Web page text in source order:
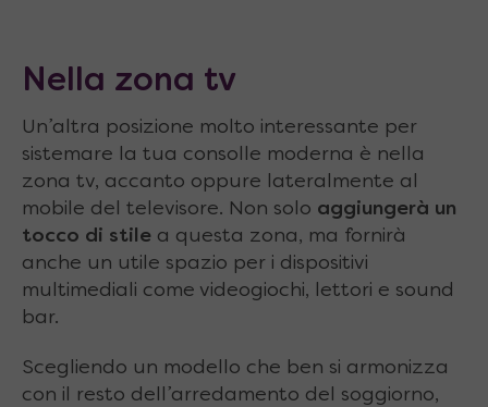
Nella zona tv
Un’altra posizione molto interessante per
sistemare la tua consolle moderna è nella
zona tv, accanto oppure lateralmente al
mobile del televisore. Non solo aggiungerà un
tocco di stile a questa zona, ma fornirà
anche un utile spazio per i dispositivi
multimediali come videogiochi, lettori e sound
bar.
Scegliendo un modello che ben si armonizza
con il resto dell’arredamento del soggiorno,